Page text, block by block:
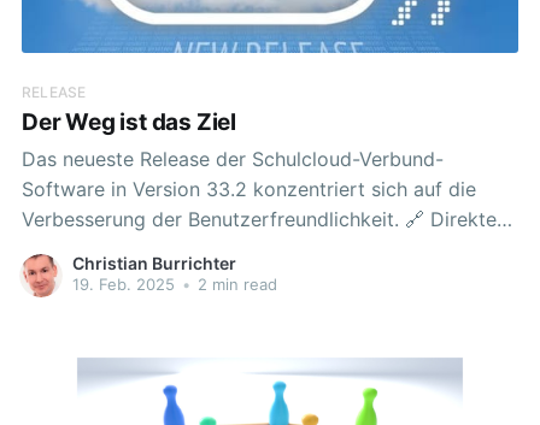
RELEASE
Der Weg ist das Ziel
Das neueste Release der Schulcloud-Verbund-
Software in Version 33.2 konzentriert sich auf die
Verbesserung der Benutzerfreundlichkeit. 🔗 Direkte
Verlinkung von Lernkarten Ab sofort können einzelne
Karten mit Lerninhalten direkt über einen Link
entsprechende Karte, was den Zugriff auf spezifische
Christian Burrichter
19. Feb. 2025 • 2 min read